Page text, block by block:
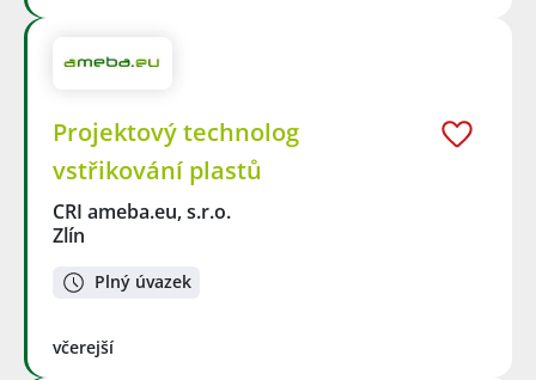
Projektový technolog
vstřikování plastů
CRI ameba.eu, s.r.o.
Zlín
Plný úvazek
včerejší